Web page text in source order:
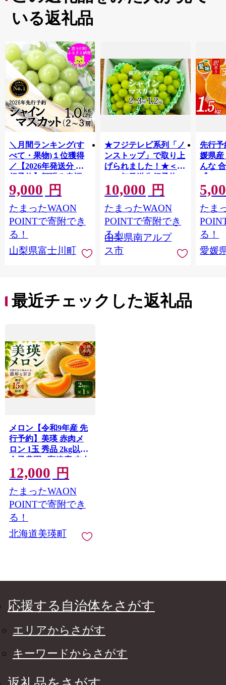
いる返礼品
＼月間ランキング(す
べて・果物)１位獲得
／【2026年発送分 先
行予約】頬張る幸福
感 〜緑の宝石・ シ
ャインマスカット 〜
１ｋｇ以上（２〜３
房） フルーツ 山梨県
産 果物 くだもの シャ
イン マスカット ぶど
う ブドウ 葡萄 大粒 種
9,000 円
たまったWAON
POINTで寄附でき
る！
山梨県富士川町
★フジテレビ系列「ノ
ンストップ」で取り上
げられました！★＜
2026年発送先行予約＞
南アルプス市産シャイ
ンマスカット1.2kg以
上（2～3房） クール
便発送 ALPAG007
10,000 円
たまったWAON
POINTで寄附でき
る！
山梨県南アルプ
ス市
先行予
媛県産
んな
『
出荷
ご自宅
マド
あり
ツ 高
産地直
レンジ
たま
る！
愛媛
最近チェックした返礼品
メロン【令和9年産 先
行予約】美瑛 赤肉メ
ロン 1玉 秀品 2kg以上
金子農園 | 高糖度 赤肉
メロン メロン赤肉 北
海道 令和9年産 美瑛町
産 北海道メロン 美瑛
びえい めろん メロン
北海道 産地直送 果物
フルーツ くだもの ギ
フト プレゼント 贈答
12,000 円
たまったWAON
POINTで寄附でき
る！
北海道美瑛町
応援する自治体をさがす
エリアからさがす
キーワードからさがす